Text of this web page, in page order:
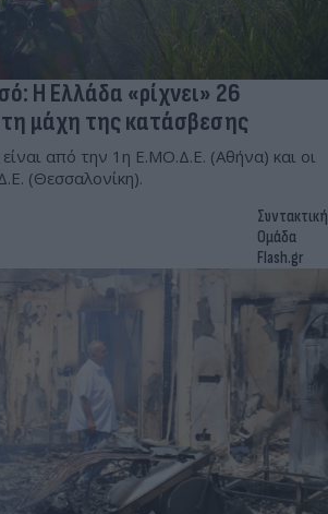
Η Ελλάδα «ρίχνει» 26
μάχη της κατάσβεσης
από την 1η Ε.ΜΟ.Δ.Ε. (Αθήνα) και οι
(Θεσσαλονίκη).
Συντακτική
Ομάδα
Flash.gr